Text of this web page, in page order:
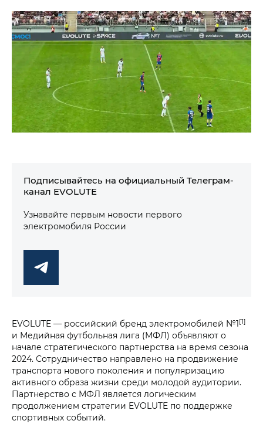
Подписывайтесь на официальный Телеграм-
канал EVOLUTE
Узнавайте первым новости первого
электромобиля России
EVOLUTE — российский бренд электромобилей №1[1]
и Медийная футбольная лига (МФЛ) объявляют о
начале стратегического партнерства на время сезона
2024. Сотрудничество направлено на продвижение
транспорта нового поколения и популяризацию
активного образа жизни среди молодой аудитории.
Партнерство с МФЛ является логическим
продолжением стратегии EVOLUTE по поддержке
спортивных событий.